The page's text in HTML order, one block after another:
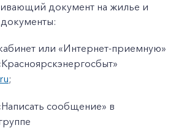
документ на жилье и
или «Интернет-приемную»
;
сообщение» в